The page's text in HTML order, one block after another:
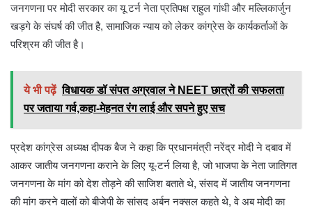
जनगणना पर मोदी सरकार का यू टर्न नेता प्रतिपक्ष राहुल गांधी और मल्लिकार्जुन
खड़गे के संघर्ष की जीत है, सामाजिक न्याय को लेकर कांग्रेस के कार्यकर्ताओं के
परिश्रम की जीत है।
ये भी पढ़ें विधायक डॉ संपत अग्रवाल ने NEET छात्रों की सफलता
पर जताया गर्व,कहा-मेहनत रंग लाई और सपने हुए सच
प्रदेश कांग्रेस अध्यक्ष दीपक बैज ने कहा कि प्रधानमंत्री नरेंद्र मोदी ने दबाव में
आकर जातीय जनगणना कराने के लिए यू-टर्न लिया है, जो भाजपा के नेता जातिगत
जनगणना के मांग को देश तोड़ने की साजिश बताते थे, संसद में जातीय जनगणना
की मांग करने वालों को बीजेपी के सांसद अर्बन नक्सल कहते थे, वे अब मोदी का